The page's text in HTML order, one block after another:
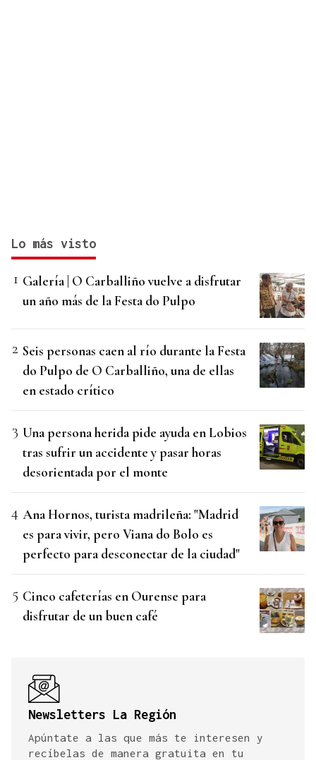
Lo más visto
Galería | O Carballiño vuelve a disfrutar
un año más de la Festa do Pulpo
Seis personas caen al río durante la Festa
do Pulpo de O Carballiño, una de ellas
en estado crítico
Una persona herida pide ayuda en Lobios
tras sufrir un accidente y pasar horas
desorientada por el monte
Ana Hornos, turista madrileña: "Madrid
es para vivir, pero Viana do Bolo es
perfecto para desconectar de la ciudad"
Cinco cafeterías en Ourense para
disfrutar de un buen café
Newsletters La Región
Apúntate a las que más te interesen y
recíbelas de manera gratuita en tu